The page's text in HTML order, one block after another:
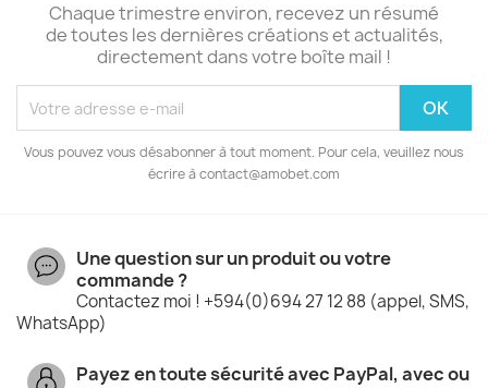
Chaque trimestre environ, recevez un résumé
de toutes les dernières créations et actualités,
directement dans votre boîte mail !
Vous pouvez vous désabonner à tout moment. Pour cela, veuillez nous
écrire à contact@amobet.com
Une question sur un produit ou votre
commande ?
Contactez moi ! +594(0)694 27 12 88 (appel, SMS,
WhatsApp)
Payez en toute sécurité avec PayPal, avec ou